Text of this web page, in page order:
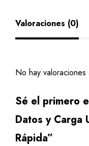
Valoraciones (0)
No hay valoraciones
Sé el primero
Datos y Carga
Rápida”